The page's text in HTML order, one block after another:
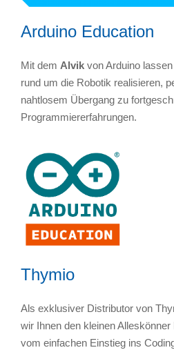
Arduino Education
Mit dem Alvik von Arduino
rund um die Robotik realisieren,
nahtlosem Übergang zu
Programmiererfahrungen.
Thymio
Als exklusiver Distributor von
wir Ihnen den kleinen
vom einfachen Einstieg ins